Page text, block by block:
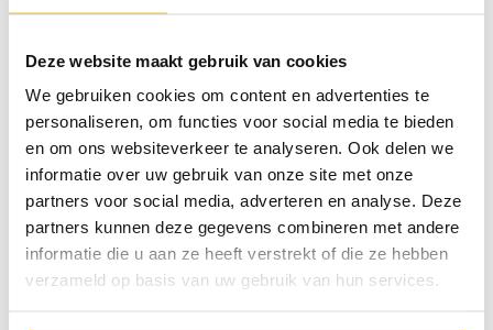
Deze website maakt gebruik van cookies
We gebruiken cookies om content en advertenties te
personaliseren, om functies voor social media te bieden
en om ons websiteverkeer te analyseren. Ook delen we
informatie over uw gebruik van onze site met onze
partners voor social media, adverteren en analyse. Deze
partners kunnen deze gegevens combineren met andere
informatie die u aan ze heeft verstrekt of die ze hebben
verzameld op basis van uw gebruik van hun services.
68 4812 TA Breda
Zaterdag alléén voor
reparatie van uw kunstgebit
aan het Dr Struyckenplein
61
Maak een
afspraak
Bel direct